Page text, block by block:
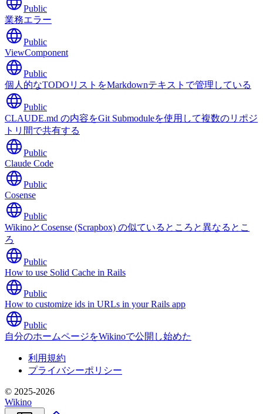
Public
業務エラー
Public
ViewComponent
Public
個人的なTODOリストをMarkdownテキストで管理している
Public
CLAUDE.md の内容をGit Submoduleを使用して複数のリポジ
トリ間で共有する
Public
Claude Code
Public
Cosense
Public
WikinoとCosense (Scrapbox) の似ているところと異なるとこ
ろ
Public
How to use Solid Cache in Rails
Public
How to customize ids in URLs in your Rails app
Public
自分のホームページをWikinoで公開し始めた
利用規約
プライバシーポリシー
© 2025-2026
Wikino